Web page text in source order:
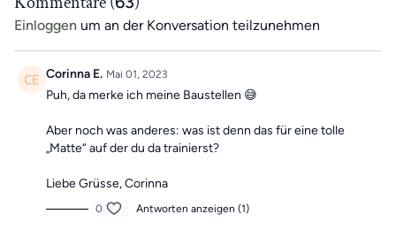
Viel Spaß beim Mitmachen!
Du hast noch keines unserer Hilfsmittel?
Als App-Mitglied sparst du immer 10 % auf unsere Hilfsmittel im
Shop mit dem Code APP23
Einloggen um an der Konversation teilzunehmen
Corinna E. Mai 01, 2023
Puh, da merke ich meine Baustellen 😅
Aber noch was anderes: was ist denn das für eine tolle
„Matte“ auf der du da trainierst?
Liebe Grüsse, Corinna
0 Antworten anzeigen (1)